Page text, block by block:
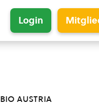
Login
bio austria